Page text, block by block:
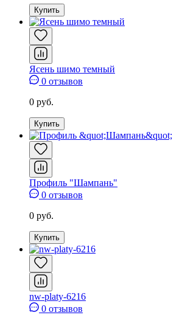
Купить
Ясень шимо темный
0 отзывов
0 руб.
Купить
Профиль "Шампань"
0 отзывов
0 руб.
Купить
nw-platy-6216
0 отзывов